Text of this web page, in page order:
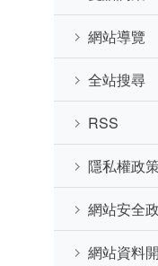
網站導覽
全站搜尋
RSS
隱私權政
網站安全
網站資料